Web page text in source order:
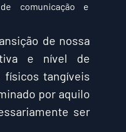
comunicação e
de nossa
e nível de
tangíveis
por aquilo
ser